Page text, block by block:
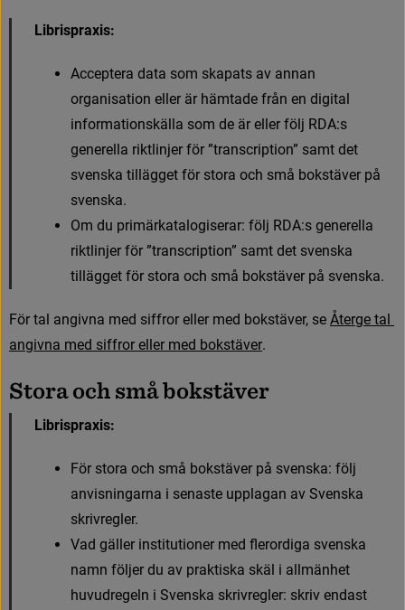
Librispraxis:
Acceptera data som skapats av annan
organisation eller är hämtade från en digital
informationskälla som de är eller följ RDA:s
generella riktlinjer för ”transcription” samt det
svenska tillägget för stora och små bokstäver på
svenska.
Om du primärkatalogiserar: följ RDA:s generella
riktlinjer för ”transcription” samt det svenska
tillägget för stora och små bokstäver på svenska.
För tal angivna med siffror eller med bokstäver, se Återge tal
angivna med siffror eller med bokstäver.
Storaochsmåbokstäver
Librispraxis:
För stora och små bokstäver på svenska: följ
anvisningarna i senaste upplagan av Svenska
skrivregler.
Vad gäller institutioner med ferordiga svenska
namn följer du av praktiska skäl i allmänhet
huvudregeln i Svenska skrivregler: skriv endast